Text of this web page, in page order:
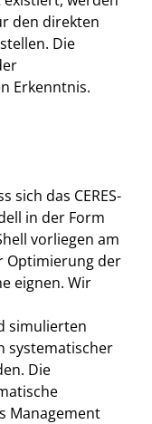
den direkten
Die
Erkenntnis.
sich das CERES-
in der Form
vorliegen am
Optimierung der
eignen. Wir
simulierten
systematischer
Die
Management